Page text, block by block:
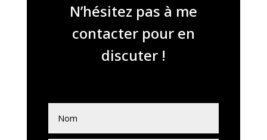
N’hésitez pas à me
contacter pour en
discuter !